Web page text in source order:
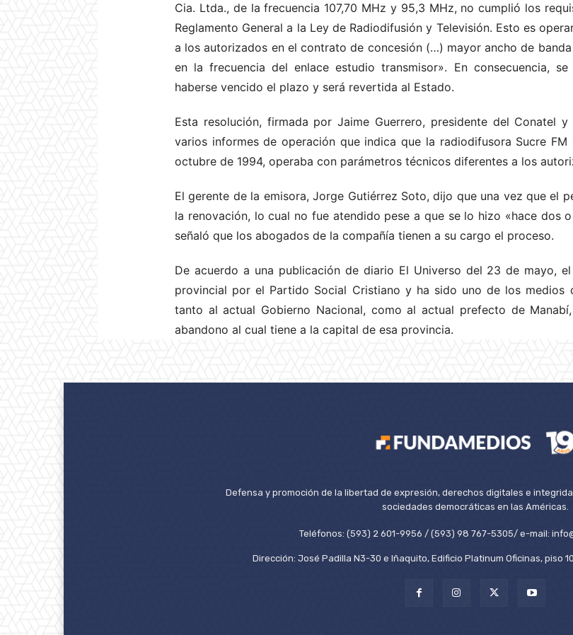
Cia. Ltda., de la frecuencia 107,70 MHz y 95,3 MHz, no cumplió los
Reglamento General a la Ley de Radiodifusión y Televisión. Esto es
a los autorizados en el contrato de concesión (…) mayor ancho de
en la frecuencia del enlace estudio transmisor». En consecuencia,
haberse vencido el plazo y será revertida al Estado.
Esta resolución, firmada por Jaime Guerrero, presidente del Conatel
varios informes de operación que indica que la radiodifusora Sucre
octubre de 1994, operaba con parámetros técnicos diferentes a los
El gerente de la emisora, Jorge Gutiérrez Soto, dijo que una vez que el
la renovación, lo cual no fue atendido pese a que se lo hizo «hace dos
señaló que los abogados de la compañía tienen a su cargo el proceso.
De acuerdo a una publicación de diario El Universo del 23 de mayo,
provincial por el Partido Social Cristiano y ha sido uno de los medios
tanto al actual Gobierno Nacional, como al actual prefecto de
abandono al cual tiene a la capital de esa provincia.
Defensa y promoción de la libertad de expresión, derechos digitales e
sociedades democráticas en las Américas.
Teléfonos: (593) 2 601-9956 / (593) 98 767-5305/ e-mail:
Dirección: José Padilla N3-30 e Iñaquito, Edificio Platinum Oficinas, piso